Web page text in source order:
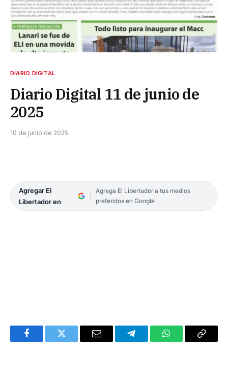
DIARIO DIGITAL
Diario Digital 11 de junio de
2025
10 de junio de 2025
Agregar El
Libertador en
Agrega El Libertador a tus medios
preferidos en Google
FacebookTwitter Email TelegramWhatsAppCopy